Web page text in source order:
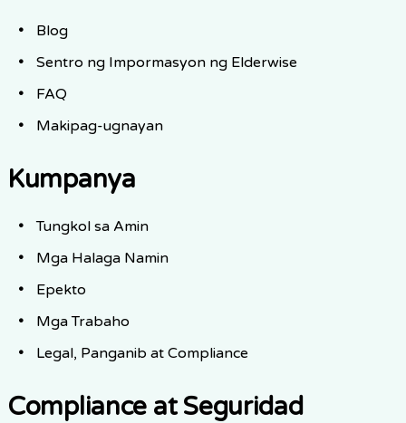
Blog
Sentro ng Impormasyon ng Elderwise
FAQ
Makipag-ugnayan
Kumpanya
Tungkol sa Amin
Mga Halaga Namin
Epekto
Mga Trabaho
Legal, Panganib at Compliance
Compliance at Seguridad